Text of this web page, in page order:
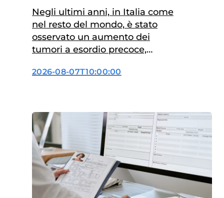
principali
Negli ultimi anni, in Italia come
nel resto del mondo, è stato
osservato un aumento dei
tumori a esordio precoce,
Tra i fattori di rischio
aumentano, sia
indipendentemente sia in
modo sinergico, il rischio di
sviluppare tumori della
mammella e…
2026-08-07T10:00:00